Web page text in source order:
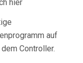
hier
auf
Controller.